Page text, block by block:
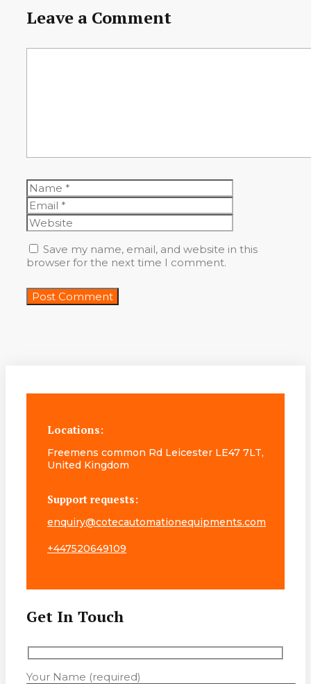
Leave a Comment
Name
Save my name, email, and website in this
browser for the next time I comment.
Locations:
Freemens common Rd Leicester LE47 7LT,
United Kingdom
Support requests:
enquiry@cotecautomationequipments.com
+447520649109
Get In Touch
Your Name (required)